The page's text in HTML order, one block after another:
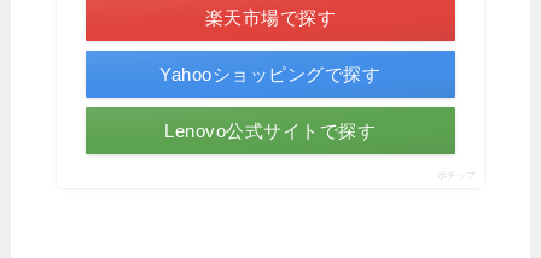
楽天市場で探す
Yahooショッピングで探す
Lenovo公式サイトで探す
ポチップ